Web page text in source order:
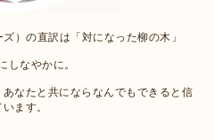
）の直訳は「対になった柳の木」
しなやかに。
なたと共にならなんでもできると信
います。